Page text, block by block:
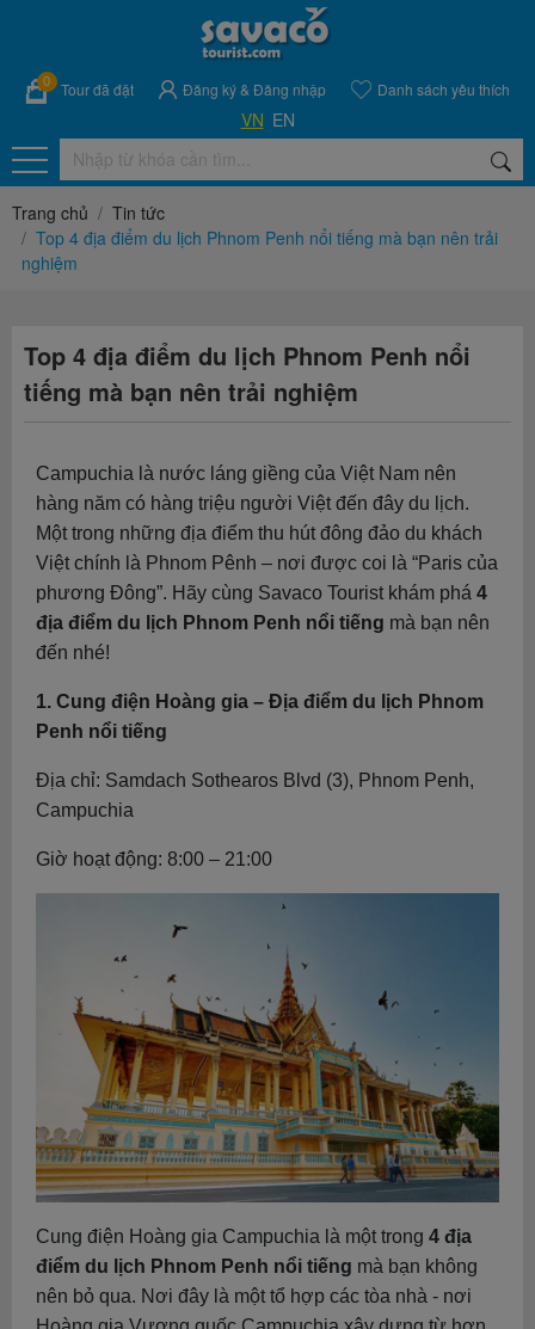
0 Tour đã đặt Đăng ký& Đăng nhập Danh sách yêu thích
VN EN
Trang chủ
Tin tức
Top 4 địa điểm du lịch Phnom Penh nổi tiếng mà bạn nên trải
nghiệm
Top 4 địa điểm du lịch Phnom Penh nổi
tiếng mà bạn nên trải nghiệm
Campuchia là nước láng giềng của Việt Nam nên
hàng năm có hàng triệu người Việt đến đây du lịch.
Một trong những địa điểm thu hút đông đảo du khách
Việt chính là Phnom Pênh – nơi được coi là “Paris của
phương Đông”. Hãy cùng Savaco Tourist khám phá 4
địa điểm du lịch Phnom Penh nổi tiếng mà bạn nên
đến nhé!
1. Cung điện Hoàng gia – Địa điểm du lịch Phnom
Penh nổi tiếng
Địa chỉ: Samdach Sothearos Blvd (3), Phnom Penh,
Campuchia
Giờ hoạt động: 8:00 – 21:00
Cung điện Hoàng gia Campuchia là một trong 4 địa
điểm du lịch Phnom Penh nổi tiếng mà bạn không
nên bỏ qua. Nơi đây là một tổ hợp các tòa nhà - nơi